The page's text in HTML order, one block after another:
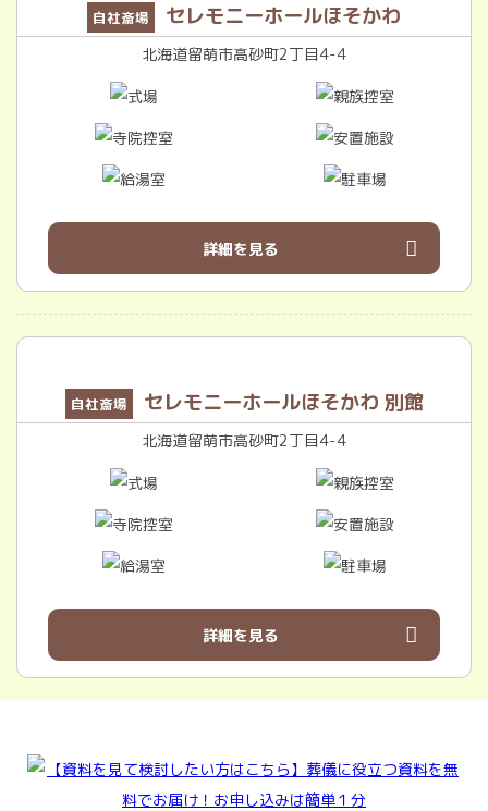
自社斎場 セレモニーホールほそかわ
北海道留萌市高砂町2丁目4-4
詳細を見る
自社斎場 セレモニーホールほそかわ 別館
北海道留萌市高砂町2丁目4-4
詳細を見る